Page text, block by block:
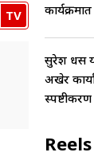
TV
सुरेश धस
अखेर
स्पष्टीकरण
Reels